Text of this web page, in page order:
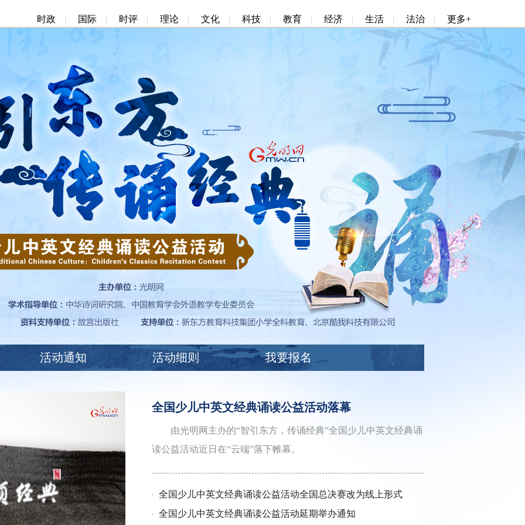
时政 | 国际 | 时评 | 理论 | 文化 | 科技 | 教育 | 经济 | 生活 | 法治 | 更多+
活动通知 活动细则 我要报名
全国少儿中英文经典诵读公益活动落幕
由光明网主办的“智引东方，传诵经典”全国少儿中英文经典诵
读公益活动近日在“云端”落下帷幕。
· 全国少儿中英文经典诵读公益活动全国总决赛改为线上形式
· 全国少儿中英文经典诵读公益活动延期举办通知